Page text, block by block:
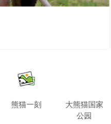
熊猫一刻
大熊猫国家
公园